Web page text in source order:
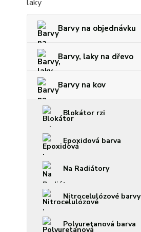
Barvy na objednávku
Barvy, laky na dřevo
Barvy na kov
Blokátor rzi
Epoxidová barva
Na Radiátory
Nitrocelulózové barvy
Polyuretanová barva